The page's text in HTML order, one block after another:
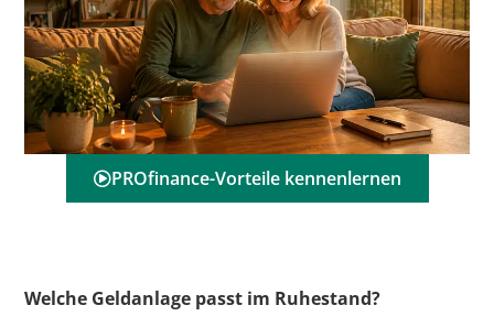
PROfinance-Vorteile kennenlernen
Welche Geldanlage passt im Ruhestand?